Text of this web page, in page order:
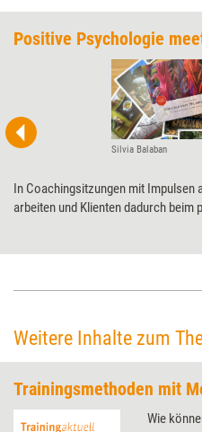
Positive Psychologie
Silvia Balaban
In Coachingsitzungen mit
arbeiten und Klienten dadurch
Weitere Inhalte zum
Trainingsmethoden mit
Wie